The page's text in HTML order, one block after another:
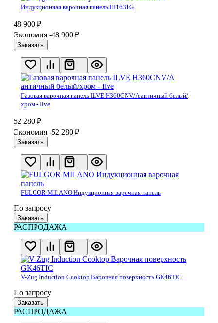
Индукционная варочная панель HI1631G
48 900 ₽
Экономия -48 900 ₽
Заказать
Газовая варочная панель ILVE H360CNV/A античный белый/
хром - Ilve
52 280 ₽
Экономия -52 280 ₽
Заказать
FULGOR MILANO Индукционная варочная панель
По запросу
Заказать
РАСПРОДАЖА
V-Zug Induction Cooktop Варочная поверхность GK46TIC
По запросу
Заказать
РАСПРОДАЖА